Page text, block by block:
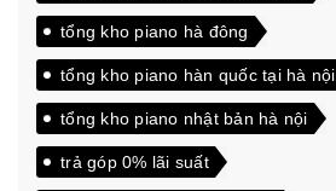
tổng kho piano hà đông
tổng kho piano hàn quốc tại hà nội
tổng kho piano nhật bản hà nội
trả góp 0% lãi suất